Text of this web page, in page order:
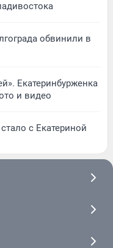
обвинили в
Екатеринбурженка
и видео
с Екатериной